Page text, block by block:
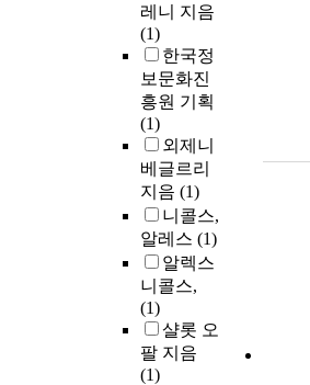
레니 지음
(1)
한국정
보문화진
흥원 기획
(1)
외제니
베글르리
지음 (1)
니콜스,
알레스 (1)
알렉스
니콜스,
(1)
샬롯 오
팔 지음
(1)